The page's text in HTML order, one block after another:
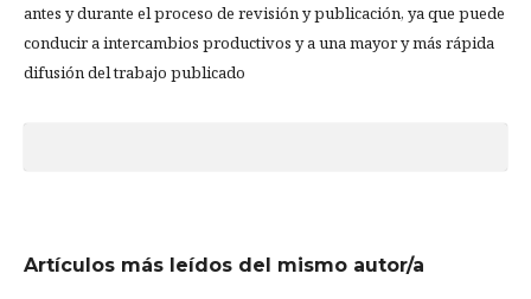
antes y durante el proceso de revisión y publicación, ya que puede
conducir a intercambios productivos y a una mayor y más rápida
difusión del trabajo publicado
Artículos más leídos del mismo autor/a